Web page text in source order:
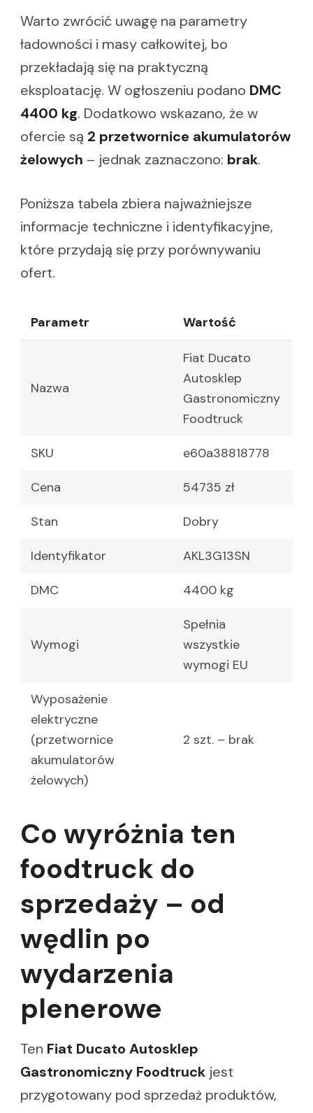
Warto zwrócić uwagę na parametry
ładowności i masy całkowitej, bo
przekładają się na praktyczną
eksploatację. W ogłoszeniu podano DMC
4400 kg. Dodatkowo wskazano, że w
ofercie są 2 przetwornice akumulatorów
żelowych – jednak zaznaczono: brak.
Poniższa tabela zbiera najważniejsze
informacje techniczne i identyfikacyjne,
które przydają się przy porównywaniu
ofert.
Parametr Wartość
Nazwa
Fiat Ducato
Autosklep
Gastronomiczny
Foodtruck
SKU e60a38818778
Cena 54735 zł
Stan Dobry
Identyfikator AKL3G13SN
DMC 4400 kg
Wymogi
Spełnia
wszystkie
wymogi EU
Wyposażenie
elektryczne
(przetwornice
akumulatorów
żelowych)
2 szt. – brak
Co wyróżnia ten
foodtruck do
sprzedaży – od
wędlin po
wydarzenia
plenerowe
Ten Fiat Ducato Autosklep
Gastronomiczny Foodtruck jest
przygotowany pod sprzedaż produktów,